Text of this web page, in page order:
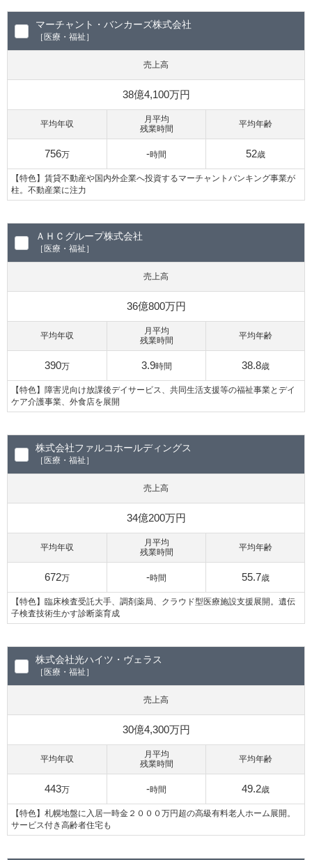
マーチャント・バンカーズ株式会社
［医療・福祉］
売上高
38億4,100万円
平均年収
756万
月平均
残業時間
-時間
平均年齢
52歳
【特色】賃貸不動産や国内外企業へ投資するマーチャントバンキング事業が
柱。不動産業に注力
ＡＨＣグループ株式会社
［医療・福祉］
売上高
36億800万円
平均年収
390万
月平均
残業時間
3.9時間
平均年齢
38.8歳
【特色】障害児向け放課後デイサービス、共同生活支援等の福祉事業とデイ
ケア介護事業、外食店を展開
株式会社ファルコホールディングス
［医療・福祉］
売上高
34億200万円
平均年収
672万
月平均
残業時間
-時間
平均年齢
55.7歳
【特色】臨床検査受託大手、調剤薬局、クラウド型医療施設支援展開。遺伝
子検査技術生かす診断薬育成
株式会社光ハイツ・ヴェラス
［医療・福祉］
売上高
30億4,300万円
平均年収
443万
月平均
残業時間
-時間
平均年齢
49.2歳
【特色】札幌地盤に入居一時金２０００万円超の高級有料老人ホーム展開。
サービス付き高齢者住宅も